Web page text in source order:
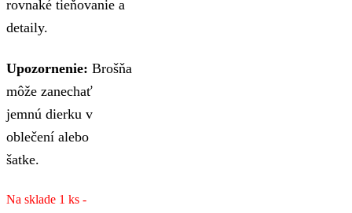
rovnaké tieňovanie a
detaily.
Upozornenie: Brošňa
môže zanechať
jemnú dierku v
oblečení alebo
šatke.
Na sklade 1 ks -